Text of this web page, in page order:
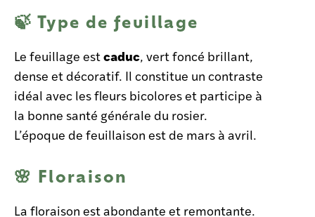
🍃 Type de feuillage
Le feuillage estcaduc, vert foncé brillant,
dense et décoratif. Il constitue un contraste
idéal avec les fleurs bicolores et participe à
la bonne santé générale du rosier.
L’époque de feuillaison est de mars à avril.
🌸 Floraison
La floraison est abondante et remontante.